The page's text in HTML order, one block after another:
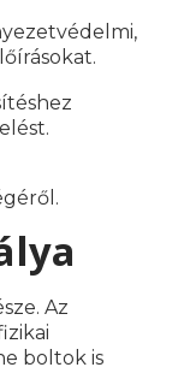
Az
boltok is